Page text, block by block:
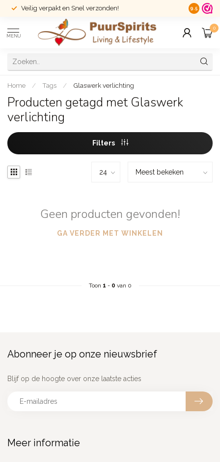
Veilig verpakt en Snel verzonden! 14 dagen
9.5
MENU
0
Home / Tags / Glaswerk verlichting
Producten getagd met Glaswerk
verlichting
Filters
Geen producten gevonden!
GA VERDER MET WINKELEN
Toon 1 - 0 van 0
Meer informatie
Abonneer je op onze nieuwsbrief
Blijf op de hoogte over onze laatste acties